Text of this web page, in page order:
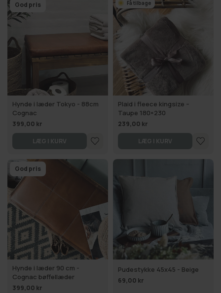
God pris
Hynde i læder Tokyo - 88cm
Cognac
399,00 kr
LÆG I KURV
Få tilbage
Plaid i fleece kingsize –
Taupe 180×230
239,00 kr
LÆG I KURV
God pris
Hynde i læder 90 cm -
Cognac bøffellæder
399,00 kr
Pudestykke 45x45 - Beige
69,00 kr